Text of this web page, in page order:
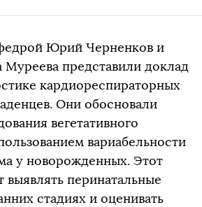
Юрий Черненков и
Муреева представили доклад
кардиореспираторных
Они обосновали
вегетативного
вариабельности
у новорожденных. Этот
выявлять перинатальные
стадиях и оценивать